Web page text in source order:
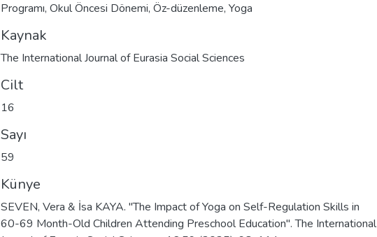
Programı, Okul Öncesi Dönemi, Öz-düzenleme, Yoga
Kaynak
The International Journal of Eurasia Social Sciences
Cilt
16
Sayı
59
Künye
SEVEN, Vera & İsa KAYA. "The Impact of Yoga on Self-Regulation Skills in
60-69 Month-Old Children Attending Preschool Education". The International